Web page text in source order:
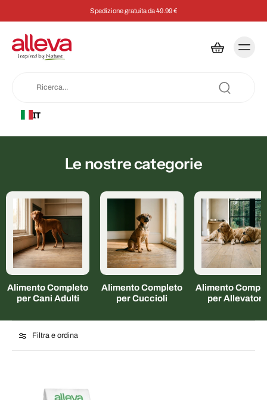
Spedizione gratuita da 49.99 €
IT
Le nostre categorie
Alimento Completo
per Cani Adulti
Alimento Completo
per Cuccioli
Alimento
per Allevatori
Filtra e ordina